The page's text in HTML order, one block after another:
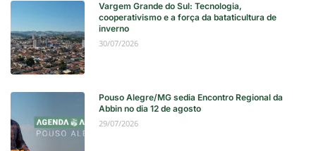
Vargem Grande do Sul: Tecnologia,
cooperativismo e a força da bataticultura de
inverno
30/07/2026
Pouso Alegre/MG sedia Encontro Regional da
Abbin no dia 12 de agosto
29/07/2026